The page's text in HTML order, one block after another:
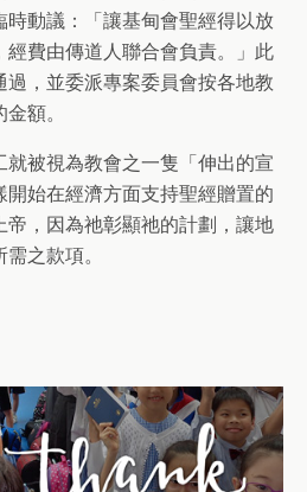
時動議：「讓基甸會聖經得以放
經費由傳道人聯合會負責。」此
，並委派專案委員會按各地教
額。
被視為教會之一隻「伸出的宣
始在經濟方面支持聖經贈置的
帝，因為祂彰顯祂的計劃，讓地
之款項。